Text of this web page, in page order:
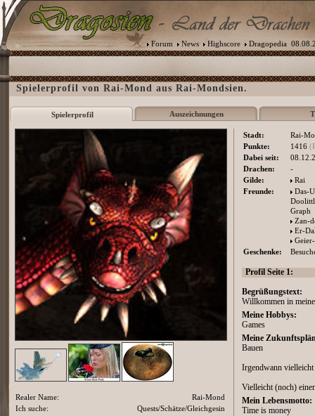
Forum News Highscore Dragopedia
Spielerprofil von Rai-Mond aus Rai-Mondsien.
Spielerprofil Auszeichnungen
Stadt:
Rai-
Punkte:
1416
Dabei seit:
Drachen:
-
Gilde:
Rai
Freunde:
Das-
Graph
Zan-
Er-
Geschenke:
Profil Seite 1:
Begrüßungstext:
Willkommen in
Meine Hobbys:
Games
Meine
Bauen
Irgendwann vielleicht
Vielleicht (noch)
Mein Lebensmotto:
Time is money
Realer Name:
Rai-Mond
Ich suche:
Quests/Schätze/Gleichgesin